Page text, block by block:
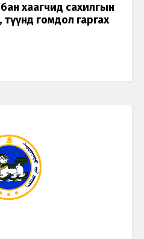
хаагчид сахилгын
гомдол гаргах